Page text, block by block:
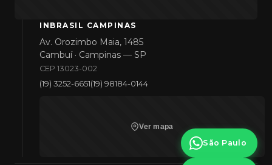
INBRASIL CAMPINAS
Av. Orozimbo Maia, 1485
Cambuí · Campinas — SP
CEP 13023-002
(19) 3252-6651(19) 98184-0144
Ver mapa
São Paulo